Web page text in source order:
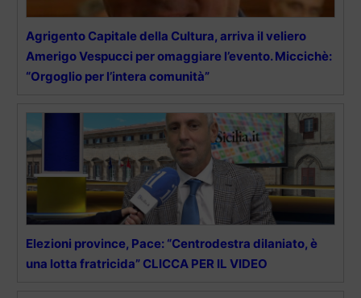
Agrigento Capitale della Cultura, arriva il veliero
Amerigo Vespucci per omaggiare l’evento. Miccichè:
“Orgoglio per l’intera comunità”
Elezioni province, Pace: “Centrodestra dilaniato, è
una lotta fratricida” CLICCA PER IL VIDEO